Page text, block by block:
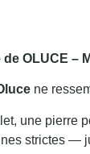
OLUCE –
ne
une pierre
strictes —